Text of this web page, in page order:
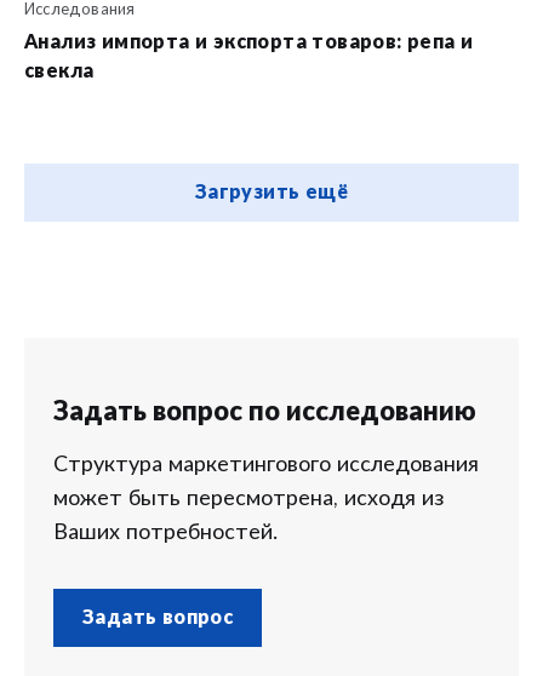
Исследования
Анализ импорта и экспорта товаров: репа и
свекла
Загрузить ещё
Задать вопрос по исследованию
Структура маркетингового исследования
может быть пересмотрена, исходя из
Ваших потребностей.
Задать вопрос